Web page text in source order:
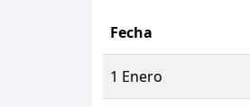
Fecha
1 Enero